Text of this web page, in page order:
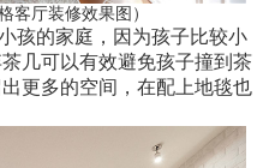
客厅装修效果图）
孩的家庭，因为孩子比较小
几可以有效避免孩子撞到茶
更多的空间，在配上地毯也